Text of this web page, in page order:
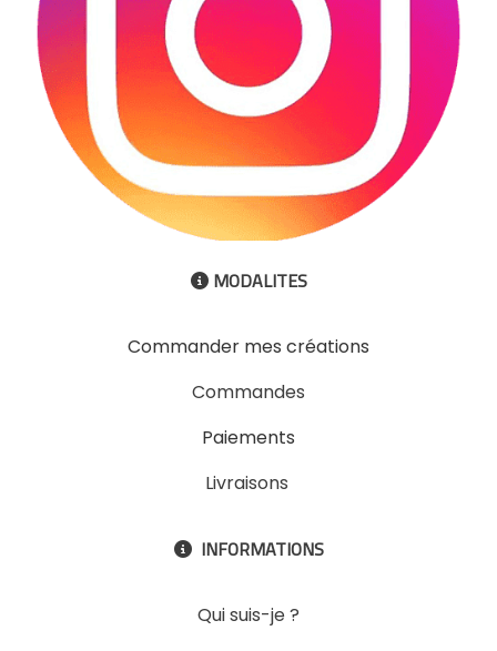
 MODALITES
Commander mes créations
Commandes
Paiements
Livraisons
 INFORMATIONS
Qui suis-je ?